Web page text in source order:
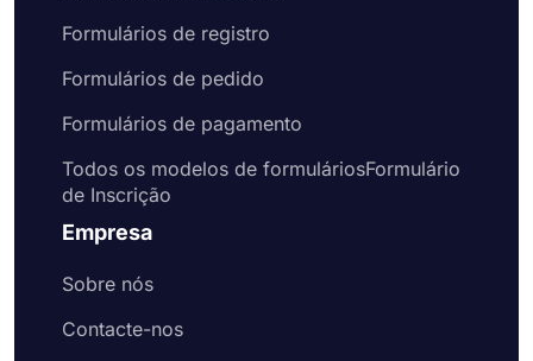
Formulários de registro
Formulários de pedido
Formulários de pagamento
Todos os modelos de formuláriosFormulário
de Inscrição
Empresa
Sobre nós
Contacte-nos